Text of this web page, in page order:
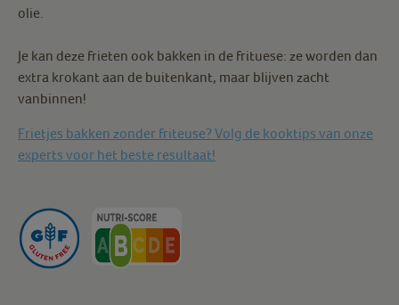
olie.
Je kan deze frieten ook bakken in de frituese: ze worden dan
extra krokant aan de buitenkant, maar blijven zacht
vanbinnen!
Frietjes bakken zonder friteuse? Volg de kooktips van onze
experts voor het beste resultaat!